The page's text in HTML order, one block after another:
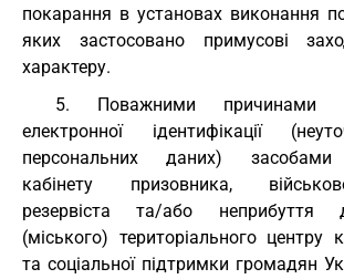
покарання в установах виконання
яких застосовано примусові
характеру.
5. Поважними причинами
електронної ідентифікації
персональних даних) засобами
кабінету призовника,
резервіста та/або неприбуття
(міського) територіального центру
та соціальної підтримки громадян